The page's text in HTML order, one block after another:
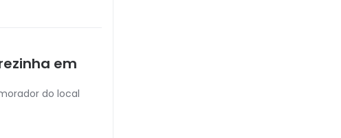
em
do local